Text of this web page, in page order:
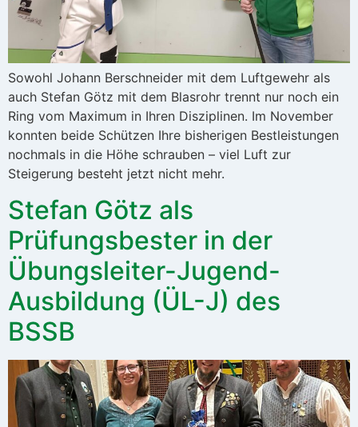
Sowohl Johann Berschneider mit dem Luftgewehr als
auch Stefan Götz mit dem Blasrohr trennt nur noch ein
Ring vom Maximum in Ihren Disziplinen. Im November
konnten beide Schützen Ihre bisherigen Bestleistungen
nochmals in die Höhe schrauben – viel Luft zur
Steigerung besteht jetzt nicht mehr.
Stefan Götz als
Prüfungsbester in der
Übungsleiter-Jugend-
Ausbildung (ÜL-J) des
BSSB